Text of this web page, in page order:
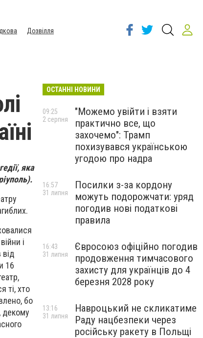
Дозвілля
яка
і
16
ті, хто
бо
декому
ОСТАННІ НОВИНИ
"Можемо увійти і взяти
практично все, що
захочемо": Трамп
похизувався українською
угодою про надра
09:25
2 серпня
Посилки з-за кордону
можуть подорожчати: уряд
погодив нові податкові
правила
16:57
31 липня
Євросоюз офіційно погодив
продовження тимчасового
захисту для українців до 4
березня 2028 року
16:43
31 липня
Навроцький не скликатиме
Раду нацбезпеки через
російську ракету в Польщі
13:16
31 липня